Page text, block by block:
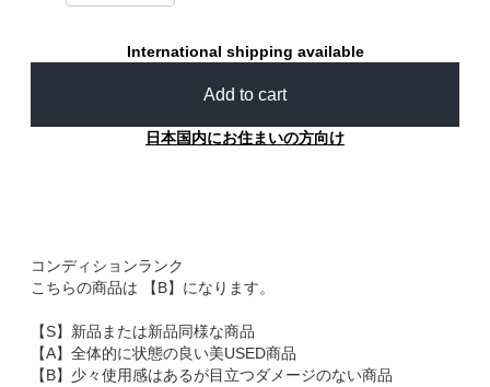
International shipping available
Add to cart
日本国内にお住まいの方向け
コンディションランク
こちらの商品は 【B】になります。
【S】新品または新品同様な商品
【A】全体的に状態の良い美USED商品
【B】少々使用感はあるが目立つダメージのない商品